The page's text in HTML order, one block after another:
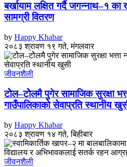
बर्खायाम लक्षित गर्दै जगन्नाथ–१
सामग्री वितरण
by Happy Khabar
२०८३ श्रावण १९ गते, मंगलवार
जीवनशैली
टोेल–टोेलमै पुगेर सामाजिक सुरक्षा
गाउँपालिकाको सेवाप्रति स्थानीय
by Happy Khabar
२०८३ श्रावण १४ गते, बिहीबार
जीवनशैली